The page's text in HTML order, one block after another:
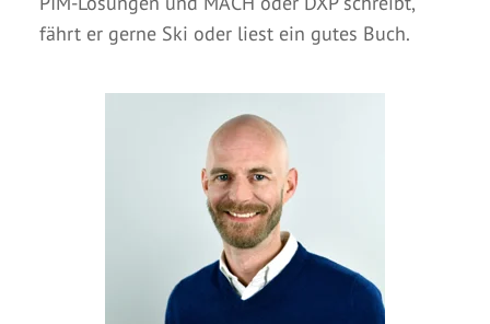
fährt er gerne Ski oder liest ein gutes Buch.